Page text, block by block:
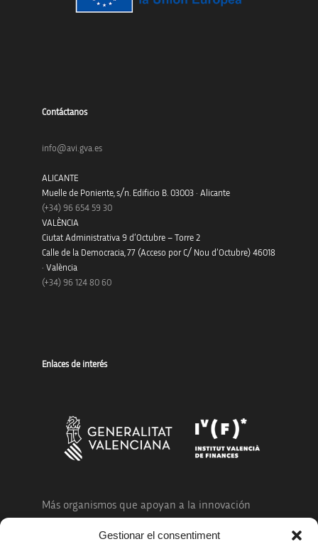
Gestionar el consentiment
Contáctanos
info@avi.gva.es
ALICANTE
Muelle de Poniente, s/n. Edificio B. 03003 · Alicante
(+34) 96 654 59 30
VALÈNCIA
Ciutat Administrativa 9 d’Octubre – Torre 2
Calle de la Democracia, 77 (Acceso por C/ Nou d’Octubre) 46018
· València
(+34) 96 124 80 60
Enlaces de interés
Más organismos que apoyan a la innovación